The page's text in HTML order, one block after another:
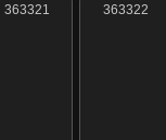
363321 363322